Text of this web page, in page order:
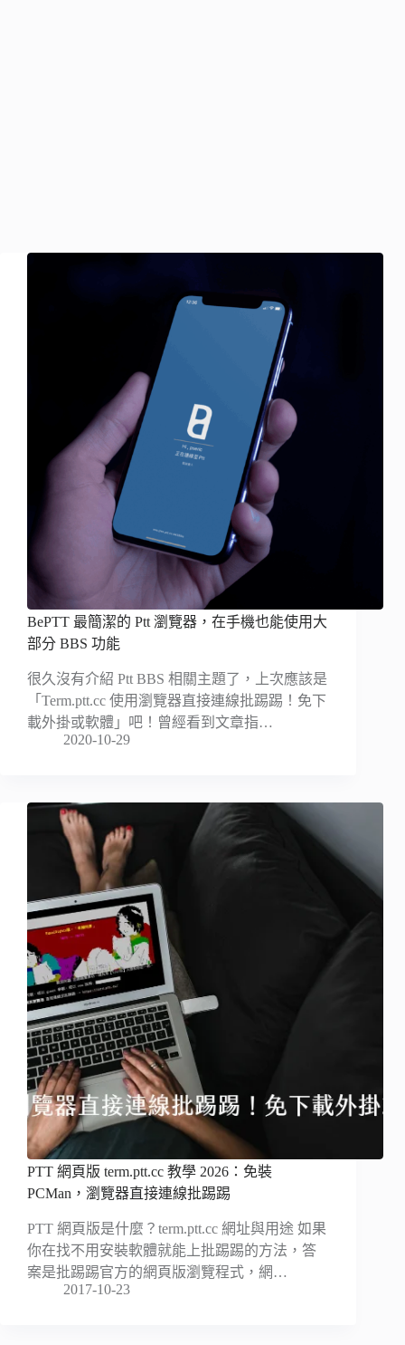
BePTT 最簡潔的 Ptt 瀏覽器，在手機也能使用大
部分 BBS 功能
很久沒有介紹 Ptt BBS 相關主題了，上次應該是
「Term.ptt.cc 使用瀏覽器直接連線批踢踢！免下
載外掛或軟體」吧！曾經看到文章指…
2020-10-29
PTT 網頁版 term.ptt.cc 教學 2026：免裝
PCMan，瀏覽器直接連線批踢踢
PTT 網頁版是什麼？term.ptt.cc 網址與用途 如果
你在找不用安裝軟體就能上批踢踢的方法，答
案是批踢踢官方的網頁版瀏覽程式，網…
2017-10-23